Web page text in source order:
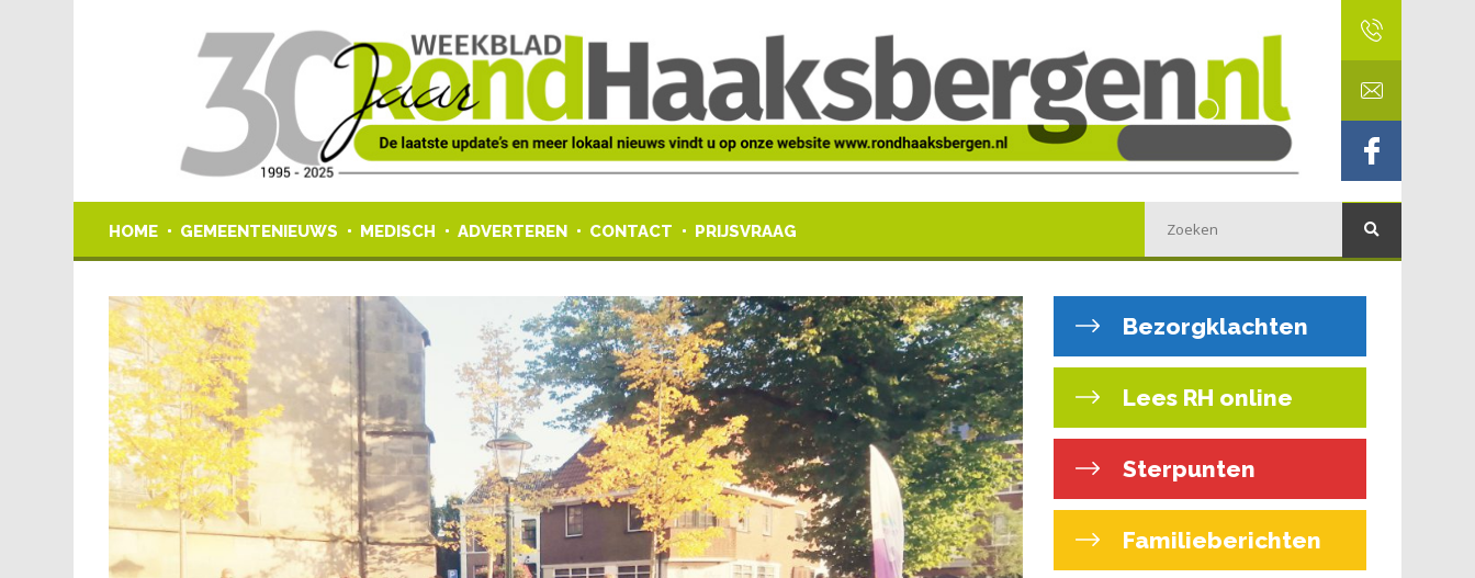
HOME GEMEENTENIEUWS MEDISCH ADVERTEREN CONTACT PRIJSVRAAG
Bezorgklachten
Lees RH online
Sterpunten
Familieberichten